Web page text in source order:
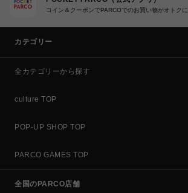
コイン＆クーポンでPARCOでのお買い物がオトクに
カテゴリー
全カテゴリーから探す
culture TOP
POP-UP SHOP TOP
PARCO GAMES TOP
全国のPARCO店舗